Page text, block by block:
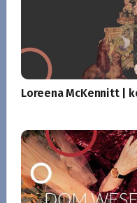
Loreena McKennitt |